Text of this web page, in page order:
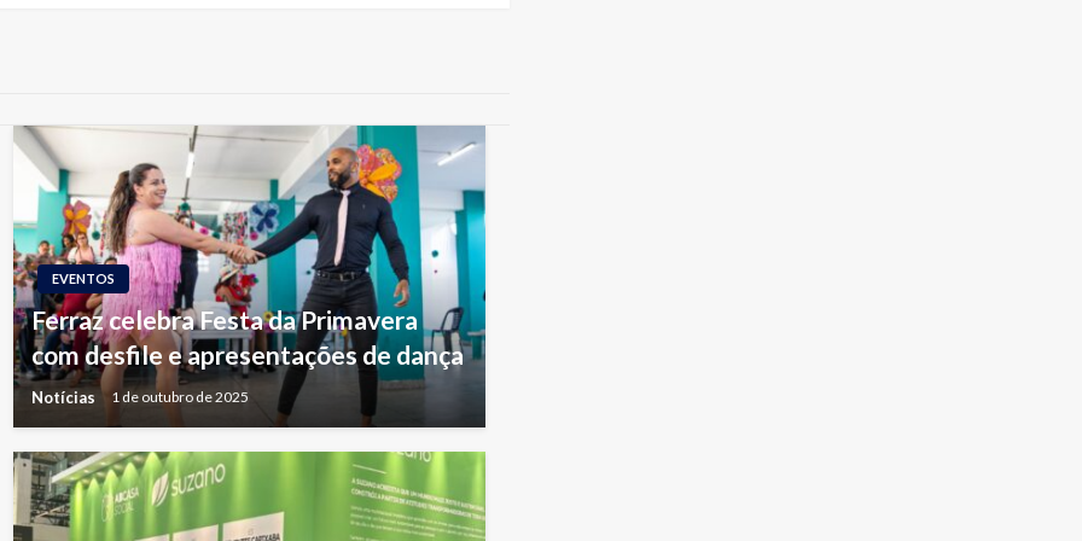
EVENTOS
Ferraz celebra Festa da Primavera
com desfile e apresentações de dança
Notícias 1 de outubro de 2025